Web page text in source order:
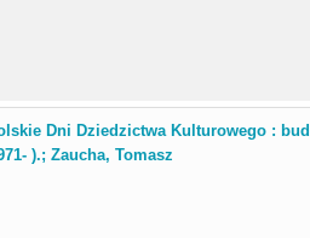
Dni Dziedzictwa Kulturowego :
).; Zaucha, Tomasz